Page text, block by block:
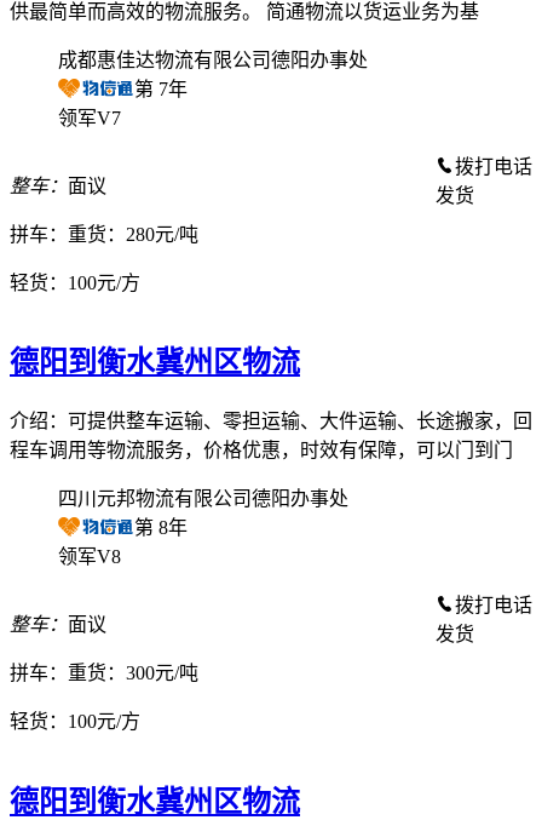
供最简单而高效的物流服务。 简通物流以货运业务为基
成都惠佳达物流有限公司德阳办事处
第 7年
领军V7
整车： 面议
拼车： 重货：280元/吨
轻货： 100元/方
拨打电话
发货
德阳到衡水冀州区物流
介绍：可提供整车运输、零担运输、大件运输、长途搬家，回
程车调用等物流服务，价格优惠，时效有保障，可以门到门
四川元邦物流有限公司德阳办事处
第 8年
领军V8
整车： 面议
拼车： 重货：300元/吨
轻货： 100元/方
拨打电话
发货
德阳到衡水冀州区物流